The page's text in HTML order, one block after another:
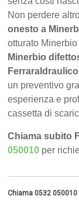
Non perdere
onesto a
otturato
Minerbio
un preventivo
esperienza e
cassetta di
Chiama subito
050010 per
Chiama 0532